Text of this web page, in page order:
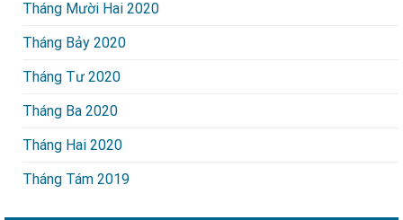
Tháng Mười Hai 2020
Tháng Bảy 2020
Tháng Tư 2020
Tháng Ba 2020
Tháng Hai 2020
Tháng Tám 2019